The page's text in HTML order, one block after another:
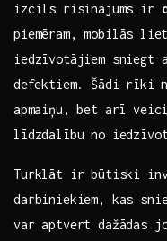
izcils risinājums ir
piemēram, mobilās
iedzīvotājiem sniegt
⁣defektiem. Šādi rīki
⁢apmaiņu, bet arī
‌līdzdalību no
Turklāt ir būtiski
darbiniekiem, kas
var aptvert dažādas